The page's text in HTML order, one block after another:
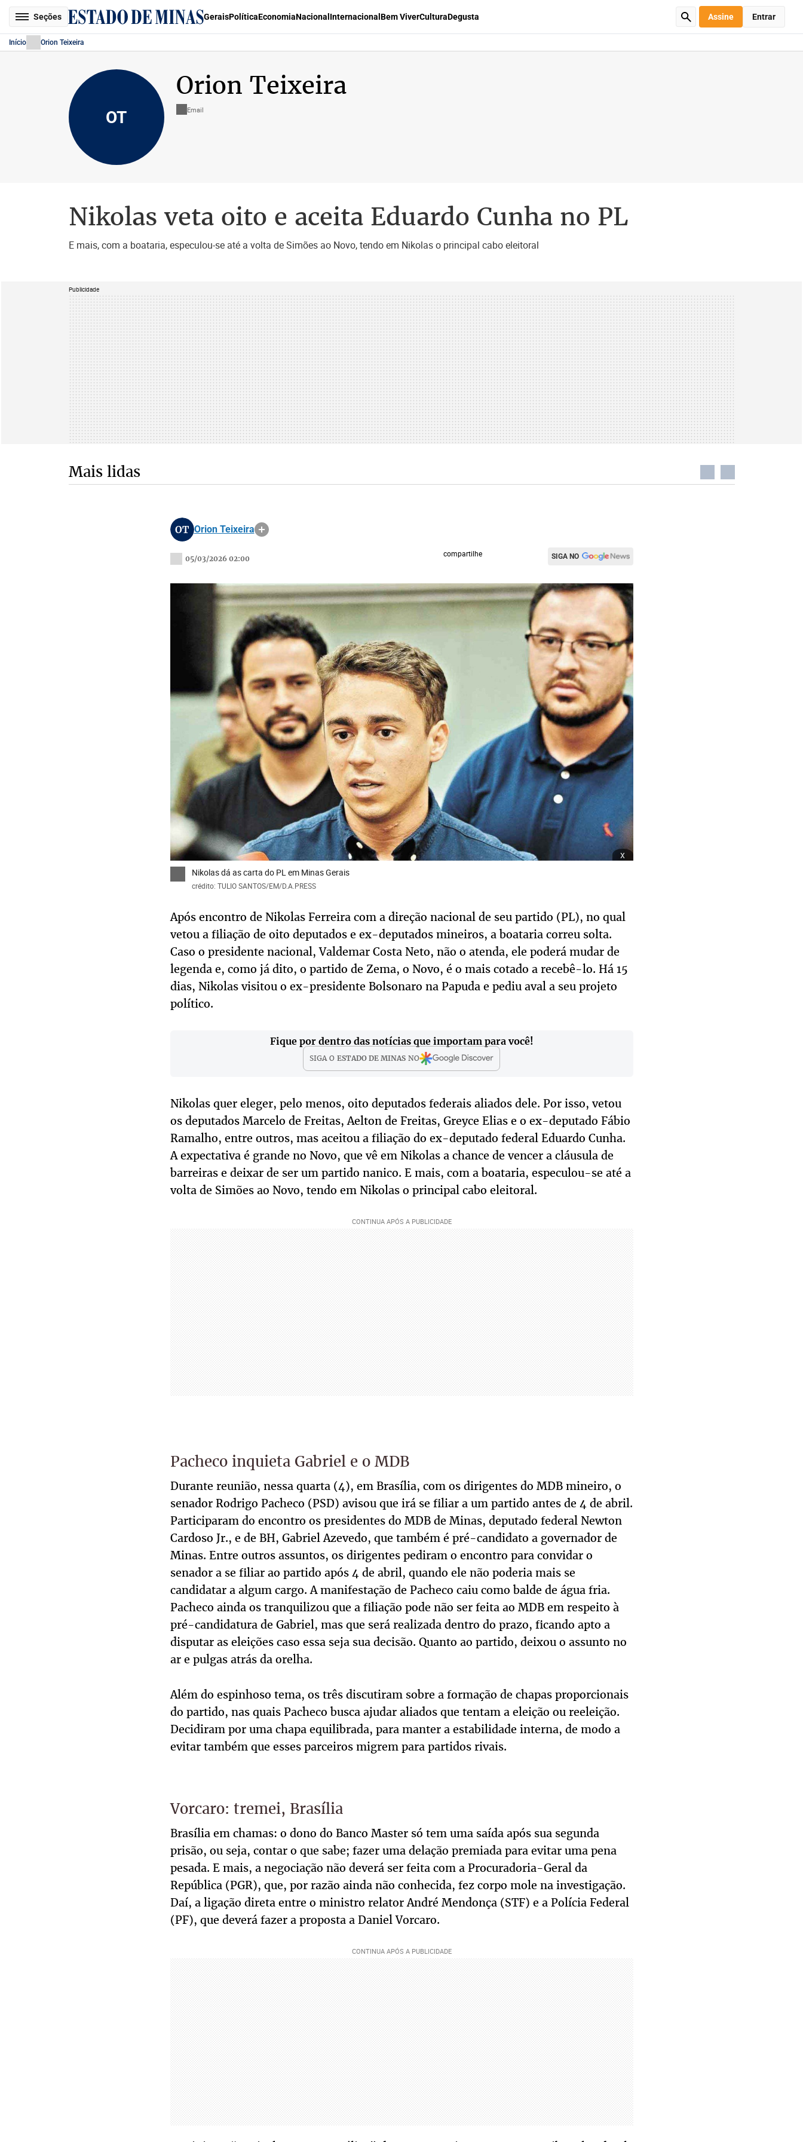
Seções GeraisPolíticaEconomiaNacional Internacional Bem ViverCulturaDegusta Assine Entrar
Início Orion Teixeira
OT
Orion Teixeira
Email
Nikolas veta oito e aceita Eduardo Cunha no PL
E mais, com a boataria, especulou-se até a volta de Simões ao Novo, tendo em Nikolas o principal cabo eleitoral
Publicidade
Mais lidas
OT Orion Teixeira
05/03/2026 02:00
compartilhe SIGA NO
x
Nikolas dá as carta do PL em Minas Gerais
crédito: TULIO SANTOS/EM/D.A.PRESS
Após encontro de Nikolas Ferreira com a direção nacional de seu partido (PL), no qual
vetou a filiação de oito deputados e ex-deputados mineiros, a boataria correu solta.
Caso o presidente nacional, Valdemar Costa Neto, não o atenda, ele poderá mudar de
legenda e, como já dito, o partido de Zema, o Novo, é o mais cotado a recebê-lo. Há 15
dias, Nikolas visitou o ex-presidente Bolsonaro na Papuda e pediu aval a seu projeto
político.
Fique por dentro das notícias que importam para você!
SIGA O ESTADO DE MINAS NO
Nikolas quer eleger, pelo menos, oito deputados federais aliados dele. Por isso, vetou
os deputados Marcelo de Freitas, Aelton de Freitas, Greyce Elias e o ex-deputado Fábio
Ramalho, entre outros, mas aceitou a filiação do ex-deputado federal Eduardo Cunha.
A expectativa é grande no Novo, que vê em Nikolas a chance de vencer a cláusula de
barreiras e deixar de ser um partido nanico. E mais, com a boataria, especulou-se até a
volta de Simões ao Novo, tendo em Nikolas o principal cabo eleitoral.
Pacheco inquieta Gabriel e o MDB
Durante reunião, nessa quarta (4), em Brasília, com os dirigentes do MDB mineiro, o
senador Rodrigo Pacheco (PSD) avisou que irá se filiar a um partido antes de 4 de abril.
Participaram do encontro os presidentes do MDB de Minas, deputado federal Newton
Cardoso Jr., e de BH, Gabriel Azevedo, que também é pré-candidato a governador de
Minas. Entre outros assuntos, os dirigentes pediram o encontro para convidar o
senador a se filiar ao partido após 4 de abril, quando ele não poderia mais se
candidatar a algum cargo. A manifestação de Pacheco caiu como balde de água fria.
Pacheco ainda os tranquilizou que a filiação pode não ser feita ao MDB em respeito à
pré-candidatura de Gabriel, mas que será realizada dentro do prazo, ficando apto a
disputar as eleições caso essa seja sua decisão. Quanto ao partido, deixou o assunto no
ar e pulgas atrás da orelha.
Além do espinhoso tema, os três discutiram sobre a formação de chapas proporcionais
do partido, nas quais Pacheco busca ajudar aliados que tentam a eleição ou reeleição.
Decidiram por uma chapa equilibrada, para manter a estabilidade interna, de modo a
evitar também que esses parceiros migrem para partidos rivais.
Vorcaro: tremei, Brasília
Brasília em chamas: o dono do Banco Master só tem uma saída após sua segunda
prisão, ou seja, contar o que sabe; fazer uma delação premiada para evitar uma pena
pesada. E mais, a negociação não deverá ser feita com a Procuradoria-Geral da
República (PGR), que, por razão ainda não conhecida, fez corpo mole na investigação.
Daí, a ligação direta entre o ministro relator André Mendonça (STF) e a Polícia Federal
(PF), que deverá fazer a proposta a Daniel Vorcaro.